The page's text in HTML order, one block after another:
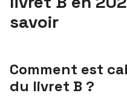
savoir
Comment est
du livret B ?